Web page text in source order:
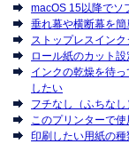
macOS 15以降でソ
垂れ幕や横断幕を
ストップレスイン
ロール紙のカット
インクの乾燥を待
したい
フチなし（ふちな
このプリンターで
印刷したい用紙の